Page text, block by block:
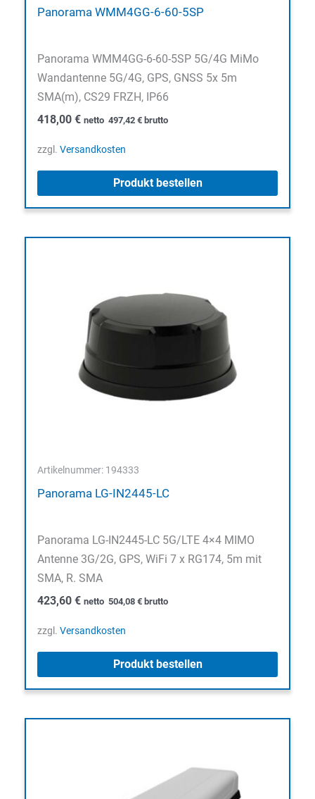
Panorama WMM4GG-6-60-5SP
Panorama WMM4GG-6-60-5SP 5G/4G MiMo
Wandantenne 5G/4G, GPS, GNSS 5x 5m
SMA(m), CS29 FRZH, IP66
418,00 € netto 497,42 € brutto
zzgl. Versandkosten
Produkt bestellen
Artikelnummer: 194333
Panorama LG-IN2445-LC
Panorama LG-IN2445-LC 5G/LTE 4×4 MIMO
Antenne 3G/2G, GPS, WiFi 7 x RG174, 5m mit
SMA, R. SMA
423,60 € netto 504,08 € brutto
zzgl. Versandkosten
Produkt bestellen